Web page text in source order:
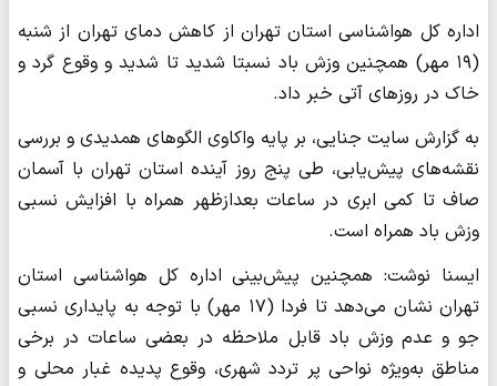
اداره کل هواشناسی استان تهران از کاهش دمای تهران از شنبه
(۱۹ مهر) همچنین وزش باد نسبتا شدید تا شدید و وقوع گرد و
خاک در روزهای آتی خبر داد.
به گزارش سایت جنایی، بر پایه واکاوی الگوهای همدیدی و بررسی
نقشه‌های پیش‌یابی، طی پنج روز آینده استان تهران با آسمان
صاف تا کمی ابری در ساعات بعدازظهر همراه با افزایش نسبی
وزش باد همراه است.
ایسنا نوشت: همچنین پیش‌بینی اداره کل هواشناسی استان
تهران نشان می‌دهد تا فردا (۱۷ مهر) با توجه به پایداری نسبی
جو و عدم وزش باد قابل ملاحظه در بعضی ساعات در برخی
مناطق به‌ویژه نواحی پر تردد شهری، وقوع پدیده غبار محلی و